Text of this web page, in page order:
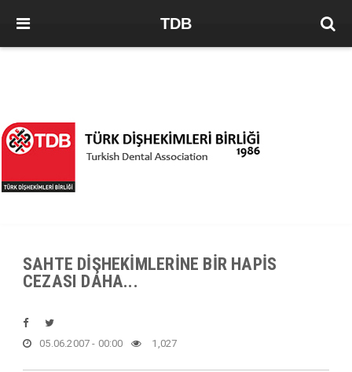
TDB
SAHTE DİŞHEKİMLERİNE BİR HAPİS
CEZASI DAHA...
05.06.2007 - 00:00 1,027